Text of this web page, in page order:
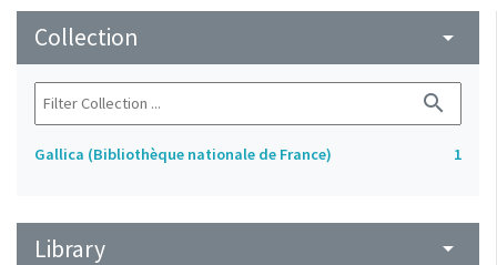
Collection arrow_drop_down
search
Gallica (Bibliothèque nationale de France) 1
Library arrow_drop_down